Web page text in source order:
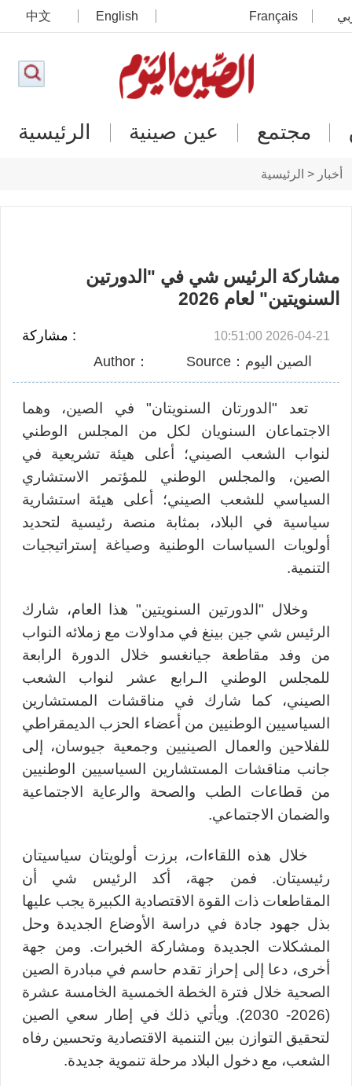
中文 English Français
الرئيسية عين صينية مجتمع
أخبار < الرئيسية
مشاركة الرئيس شي في "الدورتين
السنويتين" لعام 2026
: مشاركة 2026-04-21 10:51:00
الصين اليوم：Source ：Author
تعد "الدورتان السنويتان" في الصين، وهما
الاجتماعان السنويان لكل من المجلس الوطني
لنواب الشعب الصيني؛ أعلى هيئة تشريعية في
الصين، والمجلس الوطني للمؤتمر الاستشاري
السياسي للشعب الصيني؛ أعلى هيئة استشارية
سياسية في البلاد، بمثابة منصة رئيسية لتحديد
أولويات السياسات الوطنية وصياغة إستراتيجيات
التنمية.
وخلال "الدورتين السنويتين" هذا العام، شارك
الرئيس شي جين بينغ في مداولات مع زملائه النواب
من وفد مقاطعة جيانغسو خلال الدورة الرابعة
للمجلس الوطني الـرابع عشر لنواب الشعب
الصيني، كما شارك في مناقشات المستشارين
السياسيين الوطنيين من أعضاء الحزب الديمقراطي
للفلاحين والعمال الصينيين وجمعية جيوسان، إلى
جانب مناقشات المستشارين السياسيين الوطنيين
من قطاعات الطب والصحة والرعاية الاجتماعية
والضمان الاجتماعي.
خلال هذه اللقاءات، برزت أولويتان سياسيتان
رئيسيتان. فمن جهة، أكد الرئيس شي أن
المقاطعات ذات القوة الاقتصادية الكبيرة يجب عليها
بذل جهود جادة في دراسة الأوضاع الجديدة وحل
المشكلات الجديدة ومشاركة الخبرات. ومن جهة
أخرى، دعا إلى
إحراز تقدم حاسم في مبادرة
الصين
الصحية خلال فترة الخطة الخمسية الخامسة عشرة
(2026- 2030). ويأتي ذلك في إطار سعي الصين
لتحقيق التوازن بين التنمية الاقتصادية وتحسين رفاه
الشعب، مع دخول البلاد مرحلة تنموية جديدة.